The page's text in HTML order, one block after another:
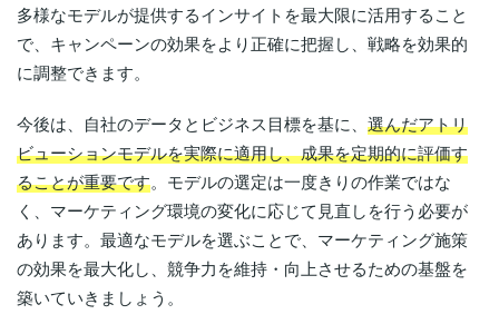
多様なモデルが提供するインサイトを最大限に活用すること
で、キャンペーンの効果をより正確に把握し、戦略を効果的
に調整できます。
今後は、自社のデータとビジネス目標を基に、 選んだアトリ
ビューションモデルを実際に適用し、成果を定期的に評価す
ることが重要です。モデルの選定は一度きりの作業ではな
く、マーケティング環境の変化に応じて見直しを行う必要が
あります。最適なモデルを選ぶことで、マーケティング施策
の効果を最大化し、競争力を維持・向上させるための基盤を
築いていきましょう。